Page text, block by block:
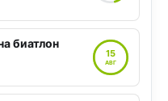
биатлон
15
АВГ